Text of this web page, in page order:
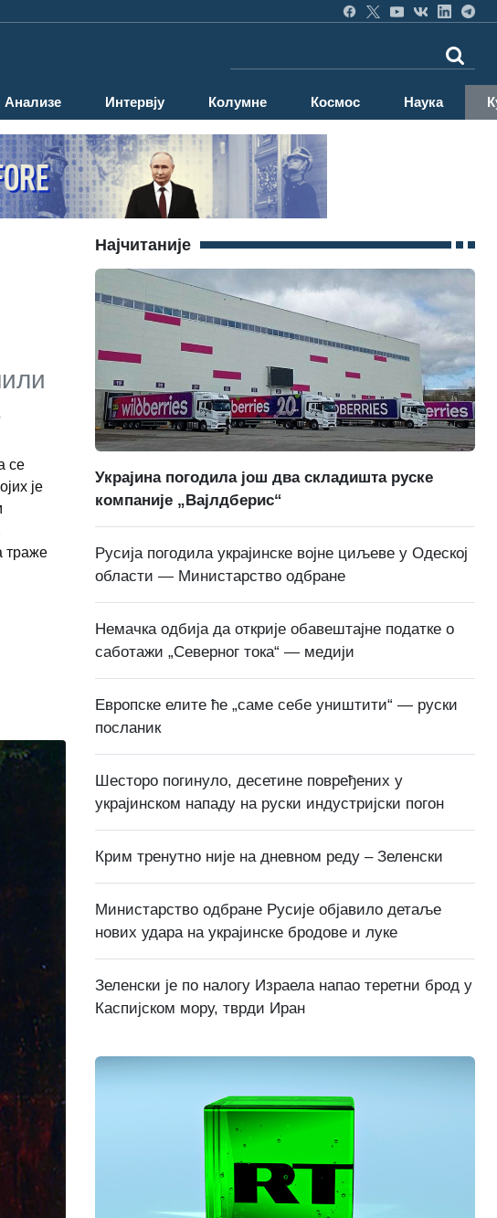
Анализе Интервју Колумне Космос Наука
се
је
траже
Најчитаније
Украјина погодила још два складишта руске
компаније „Вајлдберис“
Русија погодила украјинске војне циљеве у Одеској
области — Министарство одбране
Немачка одбија да открије обавештајне податке о
саботажи „Северног тока“ — медији
Европске елите ће „саме себе уништити“ — руски
посланик
Шесторо погинуло, десетине повређених у
украјинском нападу на руски индустријски погон
Крим тренутно није на дневном реду – Зеленски
Министарство одбране Русије објавило детаље
нових удара на украјинске бродове и луке
Зеленски је по налогу Израела напао теретни брод у
Каспијском мору, тврди Иран